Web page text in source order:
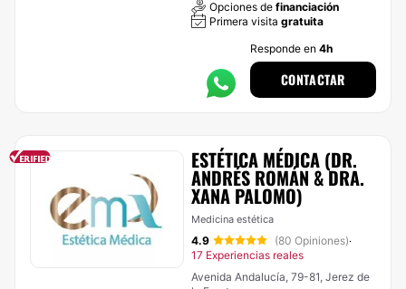
Opciones de financiación
Primera visita gratuita
Responde en 4h
CONTACTAR
ESTÉTICA MÉDICA (DR.
ANDRÉS ROMÁN & DRA.
XANA PALOMO)
Medicina estética
4.9 (80 Opiniones)·
17 Experiencias reales
Avenida Andalucía, 79-81, Jerez de